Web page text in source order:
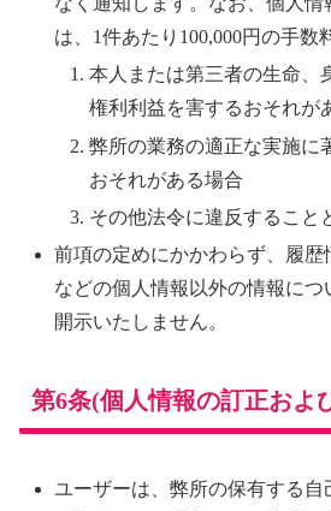
は、1件あたり100,000円の手数
本人または第三者の生命、
権利利益を害するおそれが
弊所の業務の適正な実施に
おそれがある場合
その他法令に違反すること
前項の定めにかかわらず、履歴
などの個人情報以外の情報につ
開示いたしません。
第6条(個人情報の訂正およ
ユーザーは、弊所の保有する自